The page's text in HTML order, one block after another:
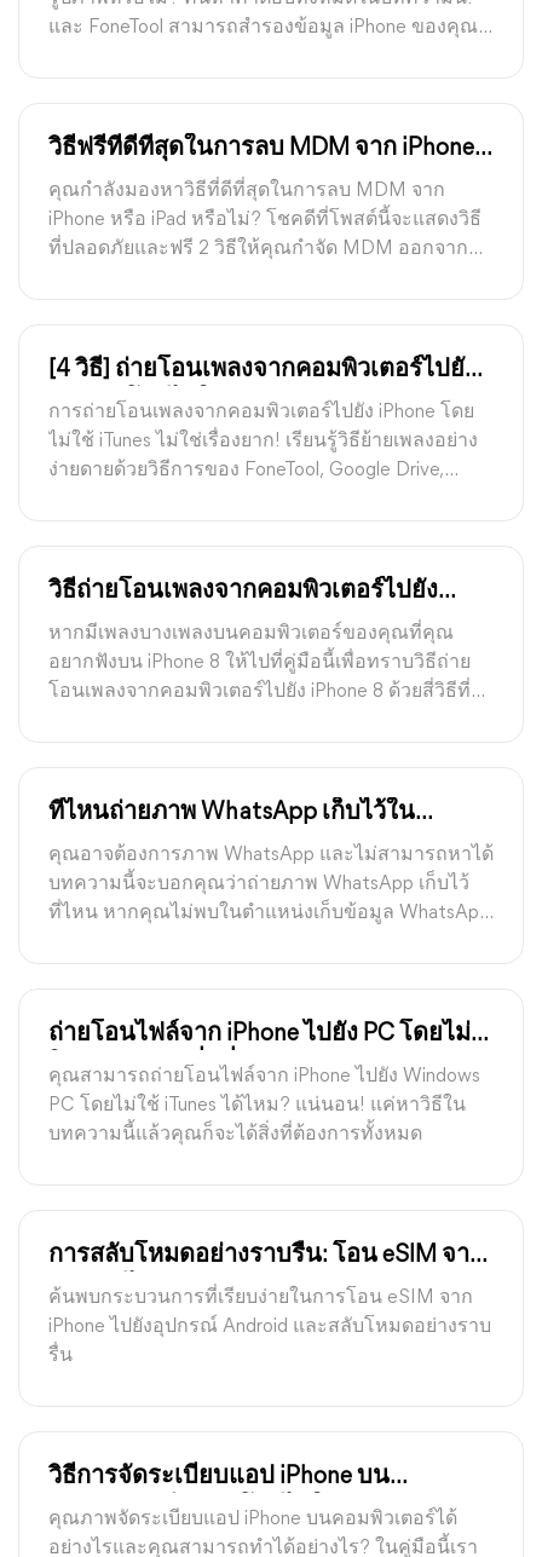
และ FoneTool สามารถสำรองข้อมูล iPhone ของคุณ
วิธีฟรีที่ดีที่สุดในการลบ MDM จาก iPhone /
iPad [คู่มือปี 2026]
คุณกำลังมองหาวิธีที่ดีที่สุดในการลบ MDM จาก
iPhone หรือ iPad หรือไม่? โชคดีที่โพสต์นี้จะแสดงวิธี
ที่ปลอดภัยและฟรี 2 วิธีให้คุณกำจัด MDM ออกจาก
[4 วิธี] ถ่ายโอนเพลงจากคอมพิวเตอร์ไปยัง
iPhone โดยไม่ใช้ iTunes
การถ่ายโอนเพลงจากคอมพิวเตอร์ไปยัง iPhone โดย
ไม่ใช้ iTunes ไม่ใช่เรื่องยาก! เรียนรู้วิธีย้ายเพลงอย่าง
ง่ายดายด้วยวิธีการของ FoneTool, Google Drive,
วิธีถ่ายโอนเพลงจากคอมพิวเตอร์ไปยัง
iPhone
หากมีเพลงบางเพลงบนคอมพิวเตอร์ของคุณที่คุณ
อยากฟังบน iPhone 8 ให้ไปที่คู่มือนี้เพื่อทราบวิธีถ่าย
โอนเพลงจากคอมพิวเตอร์ไปยัง iPhone 8 ด้วยสี่วิธีที่มี
ที่ไหนถ่ายภาพ WhatsApp เก็บไว้ใน
iPhone, Android, PC?
คุณอาจต้องการภาพ WhatsApp และไม่สามารถหาได้
บทความนี้จะบอกคุณว่าถ่ายภาพ WhatsApp เก็บไว้
ที่ไหน หากคุณไม่พบในตำแหน่งเก็บข้อมูล WhatsApp
ถ่ายโอนไฟล์จาก iPhone ไปยัง PC โดยไม่
ใช้ iTunes: วิธีที่ดีที่สุด 5 วิธี
คุณสามารถถ่ายโอนไฟล์จาก iPhone ไปยัง Windows
PC โดยไม่ใช้ iTunes ได้ไหม? แน่นอน! แค่หาวิธีใน
บทความนี้แล้วคุณก็จะได้สิ่งที่ต้องการทั้งหมด
การสลับโหมดอย่างราบรื่น: โอน eSIM จาก
iPhone ไปยัง Android
ค้นพบกระบวนการที่เรียบง่ายในการโอน eSIM จาก
iPhone ไปยังอุปกรณ์ Android และสลับโหมดอย่างราบ
รื่น
วิธีการจัดระเบียบแอป iPhone บน
คอมพิวเตอร์ด้วย / โดยไม่ใช้ iTunes
คุณภาพจัดระเบียบแอป iPhone บนคอมพิวเตอร์ได้
อย่างไรและคุณสามารถทำได้อย่างไร? ในคู่มือนี้เรา